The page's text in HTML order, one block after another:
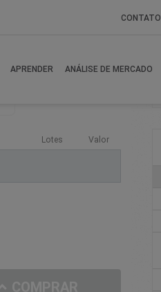
CONTATO
APRENDER ANÁLISE DE MERCADO
Lotes Valor